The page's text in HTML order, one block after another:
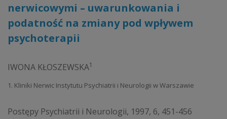
nerwicowymi – uwarunkowania i
podatność na zmiany pod wpływem
psychoterapii
IWONA KŁOSZEWSKA1
1. Kliniki Nerwic Instytutu Psychiatrii i Neurologii w Warszawie
Postępy Psychiatrii i Neurologii, 1997, 6, 451-456